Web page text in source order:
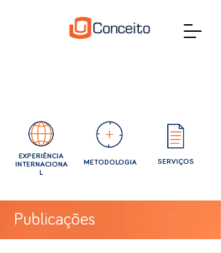
EXPERIÊNCIA
INTERNACIONA
L
METODOLOGIA SERVIÇOS
Publicações